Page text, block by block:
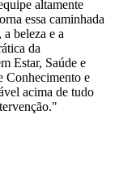
altamente
essa caminhada
beleza e a
da
Estar, Saúde e
Conhecimento e
acima de tudo